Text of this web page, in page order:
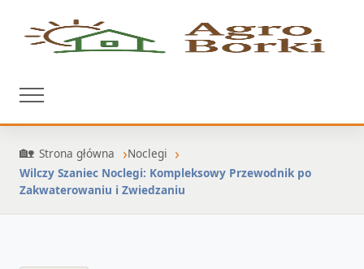
Strona główna
Noclegi
Wilczy Szaniec Noclegi: Kompleksowy Przewodnik po
Zakwaterowaniu i Zwiedzaniu